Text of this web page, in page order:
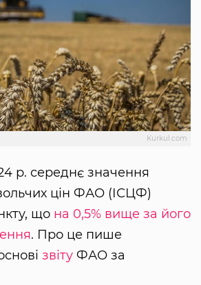
Kurkul.com
р. середнє значення
цін ФАО (ІСЦФ)
що на 0,5% вище за його
. Про це пише
звіту ФАО за